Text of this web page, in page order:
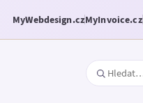
MyWebdesign.czMyInvoice.cz